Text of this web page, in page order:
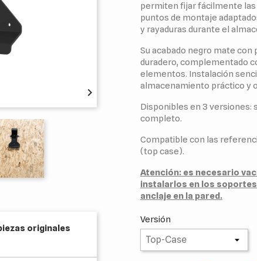

originales
permiten fijar fácilmente las
puntos de montaje
y rayaduras durante el
Su acabado negro mate
duradero, complementado
elementos. Instalación
almacenamiento práctico y
Disponibles en 3 versiones:
completo.
Compatible con las
(top case).
Atención: es necesario
instalarlos en los
anclaje en la pared.
Versión